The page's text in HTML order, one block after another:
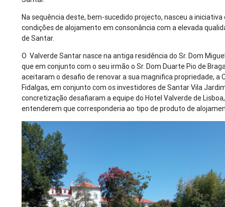
Na sequência deste, bem-sucedido projecto, nasceu a iniciativa
condições de alojamento em consonância com a elevada
de Santar.
O Valverde Santar nasce na antiga residência do Sr. Dom
que em conjunto com o seu irmão o Sr. Dom Duarte Pio de
aceitaram o desafio de renovar a sua magnifica propriedade, a
Fidalgas, em conjunto com os investidores de Santar Vila
concretização desafiaram a equipe do Hotel Valverde de
entenderem que corresponderia ao tipo de produto de